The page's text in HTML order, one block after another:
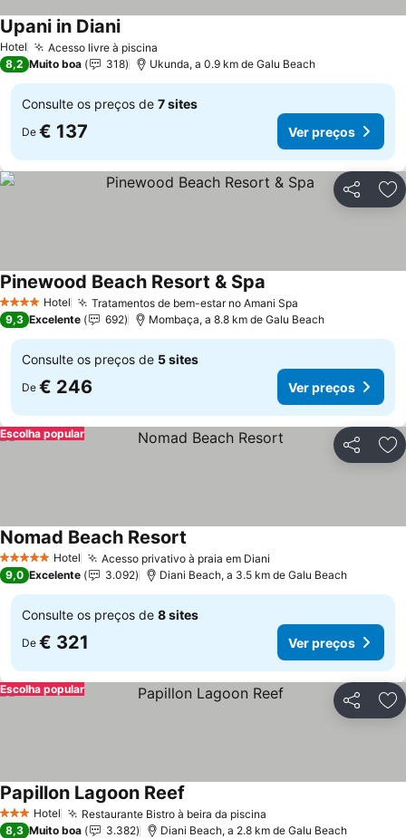
Hotel Acesso livre à piscina
Upani in Diani
8,2 Muito boa 318 Ukunda, a 0.9 km de Galu Beach
Consulte os preços de 7 sites
De € 137 Ver preços
Partilhar
4 EstrelasHotel Tratamentos de bem-estar no Amani Spa
Pinewood Beach Resort & Spa
9,3 Excelente 692 Mombaça, a 8.8 km de Galu Beach
Consulte os preços de 5 sites
De € 246 Ver preços
Partilhar
Escolha popular
5 Estrelas Hotel Acesso privativo à praia em Diani
Nomad Beach Resort
9,0 Excelente 3.092 Diani Beach, a 3.5 km de Galu Beach
Consulte os preços de 8 sites
De € 321 Ver preços
Partilhar
Escolha popular
3 EstrelasHotel Restaurante Bistro à beira da piscina
Papillon Lagoon Reef
8,3 Muito boa 3.382 Diani Beach, a 2.8 km de Galu Beach